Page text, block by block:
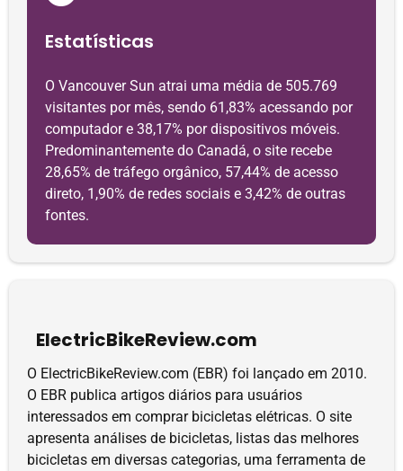
Estatísticas
O Vancouver Sun atrai uma média de 505.769
visitantes por mês, sendo 61,83% acessando por
computador e 38,17% por dispositivos móveis.
Predominantemente do Canadá, o site recebe
28,65% de tráfego orgânico, 57,44% de acesso
direto, 1,90% de redes sociais e 3,42% de outras
fontes.
ElectricBikeReview.com
O ElectricBikeReview.com (EBR) foi lançado em 2010.
O EBR publica artigos diários para usuários
interessados ​​em comprar bicicletas elétricas. O site
apresenta análises de bicicletas, listas das melhores
bicicletas em diversas categorias, uma ferramenta de